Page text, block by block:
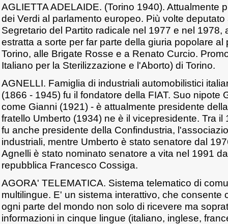
AGLIETTA ADELAIDE. (Torino 1940). Attualmente
dei Verdi al parlamento europeo. Più volte
Segretario del Partito radicale nel 1977 e nel 1978,
estratta a sorte per far parte della giuria popolare
Torino, alle Brigate Rosse e a Renato Curcio.
Italiano per la Sterilizzazione e l'Aborto) di Torino.
AGNELLI. Famiglia di industriali automobilistici
(1866 - 1945) fu il fondatore della FIAT. Suo nipote
come Gianni (1921) - è attualmente presidente
fratello Umberto (1934) ne è il vicepresidente. Tra il
fu anche presidente della Confindustria,
industriali, mentre Umberto è stato senatore dal
Agnelli è stato nominato senatore a vita nel 1991
repubblica Francesco Cossiga.
AGORA' TELEMATICA. Sistema telematico di
multilingue. E' un sistema interattivo, che consente
ogni parte del mondo non solo di ricevere ma
informazioni in cinque lingue (italiano, inglese,